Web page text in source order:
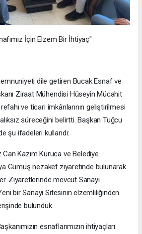
İçin Elzem Bir İhtiyaç"
dile getiren Bucak Esnaf ve
Ziraat Mühendisi Hüseyin Mücahit
ve ticari imkânlarının geliştirilmesi
süreceğini belirtti. Başkan Tuğcu
şu ifadeleri kullandı:
Can Kazım Kuruca ve Belediye
Gümüş nezaket ziyaretinde bulunarak
Ziyaretlerinde mevcut Sanayi
bir Sanayi Sitesinin elzemliliğinden
bulunduk.
esnaflarımızın ihtiyaçları